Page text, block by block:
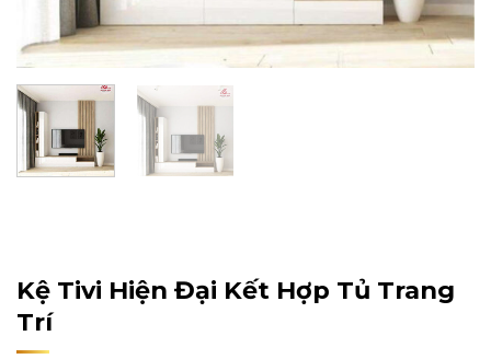
Kệ Tivi Hiện Đại Kết Hợp Tủ Trang
Trí